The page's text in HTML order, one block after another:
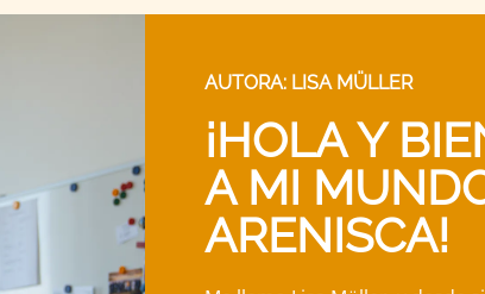
AUTORA: LISA MÜLLER
¡HOLA Y
A MI
ARENISCA!